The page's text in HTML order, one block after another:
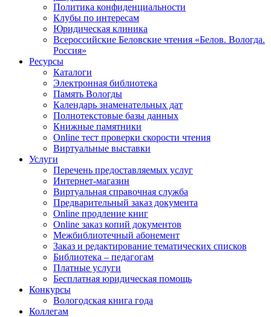
Политика конфиденциальности
Клубы по интересам
Юридическая клиника
Всероссийские Беловские чтения «Белов. Вологда.
Россия»
Ресурсы
Каталоги
Электронная библиотека
Память Вологды
Календарь знаменательных дат
Полнотекстовые базы данных
Книжные памятники
Online тест проверки скорости чтения
Виртуальные выставки
Услуги
Перечень предоставляемых услуг
Интернет-магазин
Виртуальная справочная служба
Предварительный заказ документа
Online продление книг
Online заказ копий документов
Межбиблиотечный абонемент
Заказ и редактирование тематических списков
Библиотека – педагогам
Платные услуги
Бесплатная юридическая помощь
Конкурсы
Вологодская книга года
Коллегам